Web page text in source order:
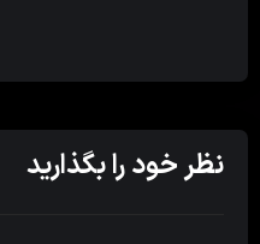
نظر خود را بگذارید